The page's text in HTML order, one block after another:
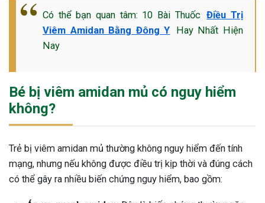
Sau Sinh Có Tự Khỏi
Thông Tin Cần Biết
phổ biến, khiến đôi bàn tay,
của chị em trở nên khô...
Có thể bạn quan tâm: 10 Bài Thuốc Điều Trị
Viêm Amidan Bằng Đông Y
Hay Nhất Hiện
Nay
Bé bị viêm amidan mủ có nguy hiểm
không?
Trẻ bị viêm amidan mủ thường không nguy hiểm đến tính
mạng, nhưng nếu không được điều trị kịp thời và đúng cách
có thể gây ra nhiều biến chứng nguy hiểm, bao gồm: